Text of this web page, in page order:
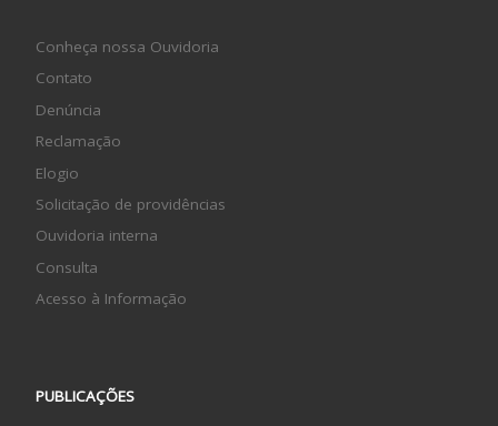
Conheça nossa Ouvidoria
Contato
Denúncia
Reclamação
Elogio
Solicitação de providências
Ouvidoria interna
Consulta
Acesso à Informação
PUBLICAÇÕES